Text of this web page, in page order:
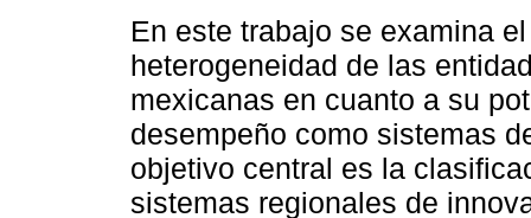
En este trabajo se examina
heterogeneidad de las
mexicanas en cuanto a su
desempeño como sistemas
objetivo central es la
sistemas regionales de